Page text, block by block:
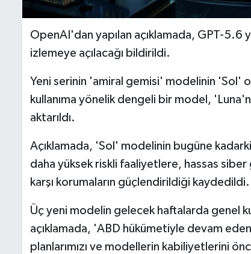
OpenAI'dan yapılan açıklamada, GPT-5.6
izlemeye açılacağı bildirildi.
Yeni serinin 'amiral gemisi' modelinin 'Sol'
kullanıma yönelik dengeli bir model,
aktarıldı.
Açıklamada, 'Sol' modelinin bugüne kadarki
daha yüksek riskli faaliyetlere, hassas
karşı korumaların güçlendirildiği kaydedildi.
Üç yeni modelin gelecek haftalarda genel
açıklamada, 'ABD hükümetiyle devam
planlarımızı ve modellerin kabiliyetlerini